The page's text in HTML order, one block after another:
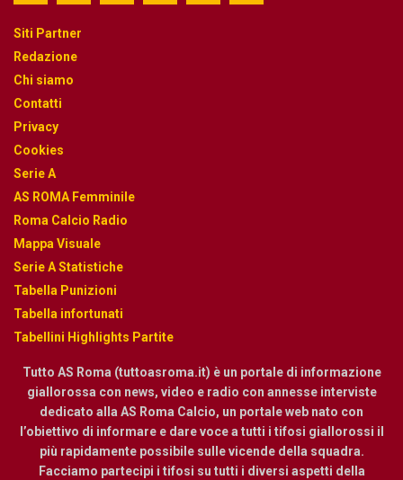
Siti Partner
Redazione
Chi siamo
Contatti
Privacy
Cookies
Serie A
AS ROMA Femminile
Roma Calcio Radio
Mappa Visuale
Serie A Statistiche
Tabella Punizioni
Tabella infortunati
Tabellini Highlights Partite
Tutto AS Roma (tuttoasroma.it) è un portale di informazione
giallorossa con news, video e radio con annesse interviste
dedicato alla AS Roma Calcio, un portale web nato con
l’obiettivo di informare e dare voce a tutti i tifosi giallorossi il
più rapidamente possibile sulle vicende della squadra.
Facciamo partecipi i tifosi su tutti i diversi aspetti della